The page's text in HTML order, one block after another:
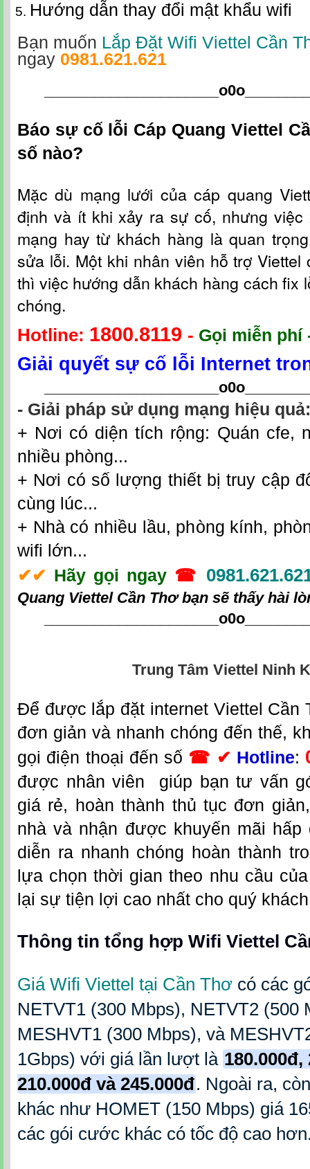
Hướng dẫn thay đổi mật khẩu wifi
Bạn muốn Lắp Đặt Wifi Viettel Cần
ngay 0981.621.621
_____________________o0o
Báo sự cố lỗi Cáp Quang Viettel
số nào?
Mặc dù mạng lưới củacáp quang
định và ít khi xảy ra sự cố, nhưng
mạng hay từ khách hàng là quan
sửa lỗi. Một khi nhân viên hỗ trợViettel
thì việc hướng dẫn khách hàng cách fix
chóng.
Hotline: 1800.8119 - Gọi miễn phí
Giải quyết sự cố lỗi Internet
_____________________o0o
- Giải pháp sử dụng mạng hiệu quả:
+ Nơi có diện tích rộng: Quán cfe,
nhiều phòng...
+ Nơi có số lượng thiết bị truy cập
cùng lúc...
+ Nhà có nhiều lầu, phòng kính,
wifi lớn...
✔✔ Hãy gọi ngay ☎
Quang Viettel Cần Thơbạn sẽ thấy hài
_____________________o0o
Trung Tâm Viettel Ninh
Để được lắp đặt internet Viettel Cần
đơn giản và nhanh chóng đến thế,
gọi điện thoại đến số ☎ ✔ Hotline:
được nhân viên giúp bạn tư vấn
giá rẻ, hoàn thành thủ tục đơn
nhà và nhận được khuyến mãi hấp
diễn ra nhanh chóng hoàn thành
lựa chọn thời gian theo nhu cầu
lại sự tiện lợi cao nhất cho quý
Thông tin tổng hợp Wifi Viettel
Giá Wifi Viettel tại Cần Thơ có các
NETVT1 (300 Mbps), NETVT2 (500
MESHVT1 (300 Mbps), và
1Gbps) với giá lần lượt là 180.000đ,
210.000đ và 245.000đ. Ngoài ra,
khác như HOMET (150 Mbps) giá
các gói cước khác có tốc độ cao